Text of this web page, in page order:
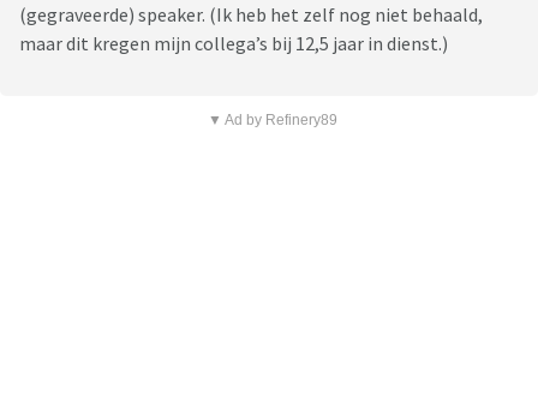
(gegraveerde) speaker. (Ik heb het zelf nog niet behaald,
maar dit kregen mijn collega’s bij 12,5 jaar in dienst.)
▼ Ad by Refinery89